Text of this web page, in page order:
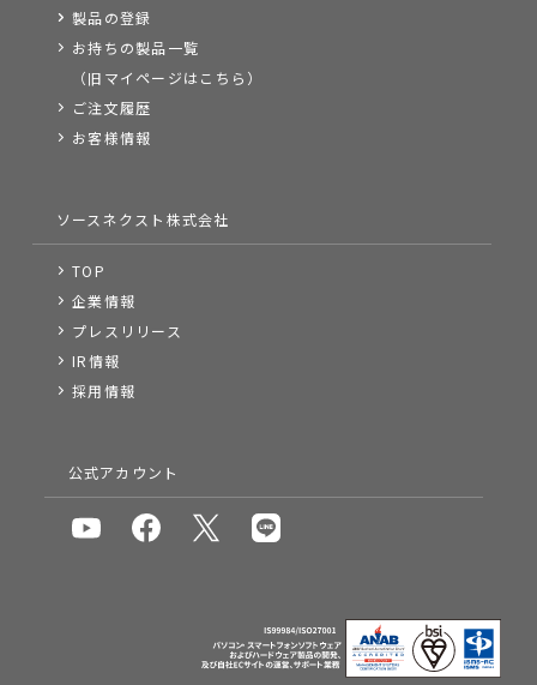
製品の登録
お持ちの製品一覧
（旧マイページはこちら）
ご注文履歴
お客様情報
ソースネクスト株式会社
TOP
企業情報
プレスリリース
IR情報
採用情報
公式アカウント